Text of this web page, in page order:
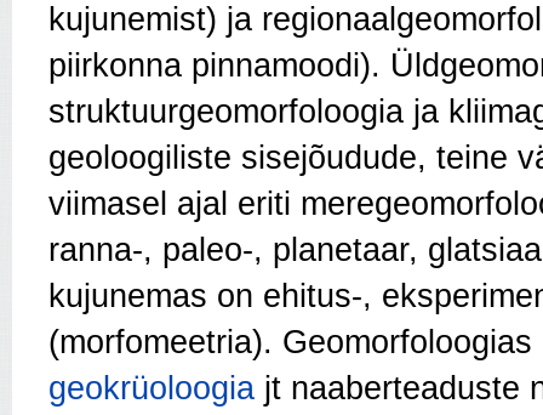
kujunemist) ja
piirkonna pinnamoodi).
struktuurgeomorfoloogia ja
geoloogiliste sisejõudude, teine
viimasel ajal eriti
ranna-, paleo-, planetaar,
kujunemas on ehitus-,
(morfomeetria).
geokrüoloogia jt naaberteaduste